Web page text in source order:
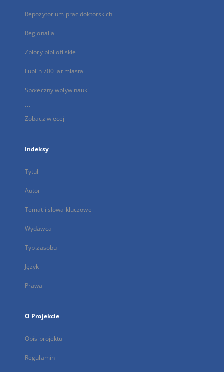
Repozytorium prac doktorskich
Regionalia
Zbiory bibliofilskie
Lublin 700 lat miasta
Społeczny wpływ nauki
...
Zobacz więcej
Indeksy
Tytuł
Autor
Temat i słowa kluczowe
Wydawca
Typ zasobu
Język
Prawa
O Projekcie
Opis projektu
Regulamin